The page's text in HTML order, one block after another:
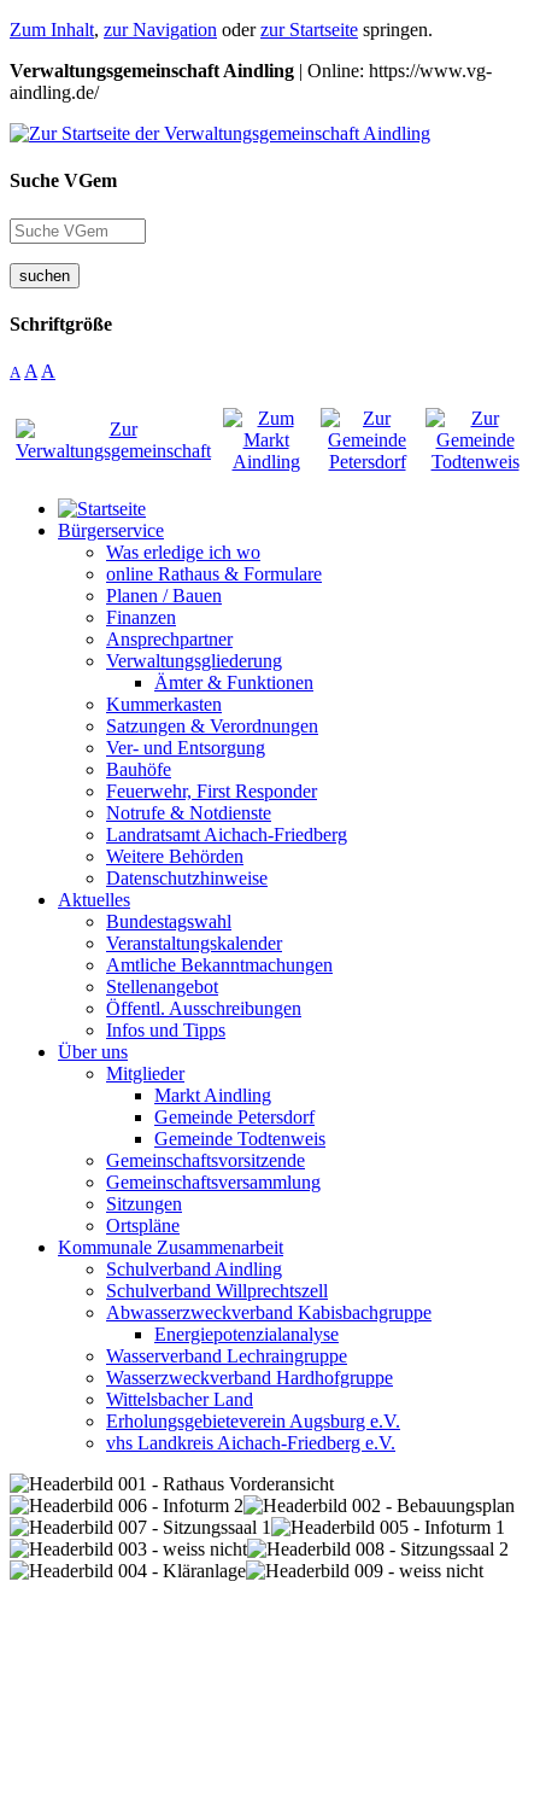
Zum Inhalt, zur Navigation oderzur Startseite springen.
Verwaltungsgemeinschaft Aindling | Online: https://www.vg-
aindling.de/
Suche VGem
suchen
Schriftgröße
A A A
Bürgerservice
Was erledige ich wo
online Rathaus & Formulare
Planen / Bauen
Finanzen
Ansprechpartner
Verwaltungsgliederung
Ämter & Funktionen
Kummerkasten
Satzungen & Verordnungen
Ver- und Entsorgung
Bauhöfe
Feuerwehr, First Responder
Notrufe & Notdienste
Landratsamt Aichach-Friedberg
Weitere Behörden
Datenschutzhinweise
Aktuelles
Bundestagswahl
Veranstaltungskalender
Amtliche Bekanntmachungen
Stellenangebot
Öffentl. Ausschreibungen
Infos und Tipps
Über uns
Mitglieder
Markt Aindling
Gemeinde Petersdorf
Gemeinde Todtenweis
Gemeinschaftsvorsitzende
Gemeinschaftsversammlung
Sitzungen
Ortspläne
Kommunale Zusammenarbeit
Schulverband Aindling
Schulverband Willprechtszell
Abwasserzweckverband Kabisbachgruppe
Energiepotenzialanalyse
Wasserverband Lechraingruppe
Wasserzweckverband Hardhofgruppe
Wittelsbacher Land
Erholungsgebieteverein Augsburg e.V.
vhs Landkreis Aichach-Friedberg e.V.